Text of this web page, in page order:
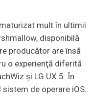
mult în ultimii
disponibilă
producător are însă
o experienţă diferită
și LG UX 5. În
de operare iOS.